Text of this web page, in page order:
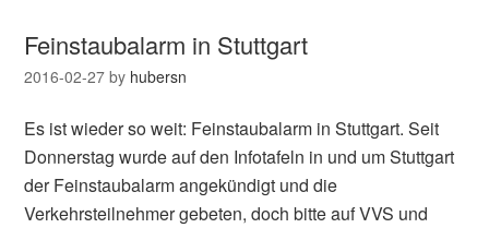
Feinstaubalarm in Stuttgart
2016-02-27 by hubersn
Es ist wieder so weit: Feinstaubalarm in Stuttgart. Seit
Donnerstag wurde auf den Infotafeln in und um Stuttgart
der Feinstaubalarm angekündigt und die
Verkehrsteilnehmer gebeten, doch bitte auf VVS und